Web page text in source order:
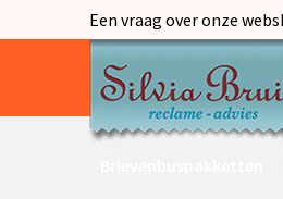
Een vraag over onze